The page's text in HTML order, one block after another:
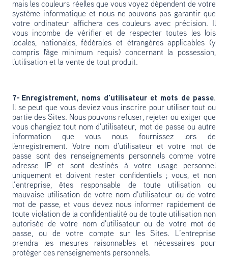
mais les couleurs réelles que vous voyez dépendent de votre
système informatique et nous ne pouvons pas garantir que
votre ordinateur affichera ces couleurs avec précision. Il
vous incombe de vérifier et de respecter toutes les lois
locales, nationales, fédérales et étrangères applicables (y
compris l'âge minimum requis) concernant la possession,
l'utilisation et la vente de tout produit.
7- Enregistrement, noms d'utilisateur et mots de passe.
Il se peut que vous deviez vous inscrire pour utiliser tout ou
partie des Sites. Nous pouvons refuser, rejeter ou exiger que
vous changiez tout nom d'utilisateur, mot de passe ou autre
information que vous nous fournissez lors de
l'enregistrement. Votre nom d'utilisateur et votre mot de
passe sont des renseignements personnels comme votre
adresse IP et sont destinés à votre usage personnel
uniquement et doivent rester confidentiels ; vous, et non
l’entreprise, êtes responsable de toute utilisation ou
mauvaise utilisation de votre nom d'utilisateur ou de votre
mot de passe, et vous devez nous informer rapidement de
toute violation de la confidentialité ou de toute utilisation non
autorisée de votre nom d'utilisateur ou de votre mot de
passe, ou de votre compte sur les Sites. L’entreprise
prendra les mesures raisonnables et nécessaires pour
protéger ces renseignements personnels.